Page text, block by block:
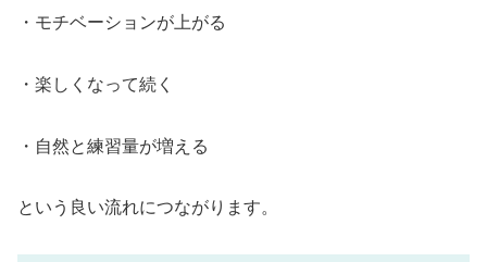
・モチベーションが上がる
・楽しくなって続く
・自然と練習量が増える
という良い流れにつながります。